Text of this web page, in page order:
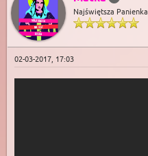
Najświętsza Panienka
02-03-2017, 17:03